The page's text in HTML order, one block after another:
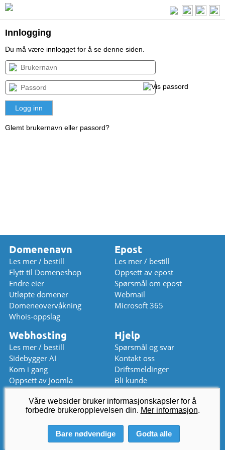
Innlogging
Du må være innlogget for å se denne siden.
Glemt brukernavn eller passord?
Domenenavn
Les mer / bestill
Flytt til Domeneshop
Endre eier
Utløpte domener
Domeneovervåkning
Whois-oppslag
Epost
Les mer / bestill
Oppsett av epost
Spørsmål om epost
Webmail
Microsoft 365
Webhosting
Les mer / bestill
Sidebygger AI
Kom i gang
Oppsett av Joomla
Oppsett av WordPress
Hjelp
Spørsmål og svar
Kontakt oss
Driftsmeldinger
Bli kunde
Prisliste
Chat (stengt) kundeservice@domeneshop.no
03333 (stengt)
© 2026 Domeneshop AS ·Om oss·
Våre websider bruker informasjonskapsler for å
forbedre brukeropplevelsen din. Mer informasjon.
Bare nødvendige Godta alle